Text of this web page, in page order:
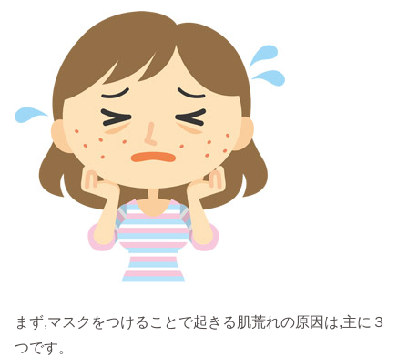
まず,マスクをつけることで起きる肌荒れの原因は,主に３
つです。